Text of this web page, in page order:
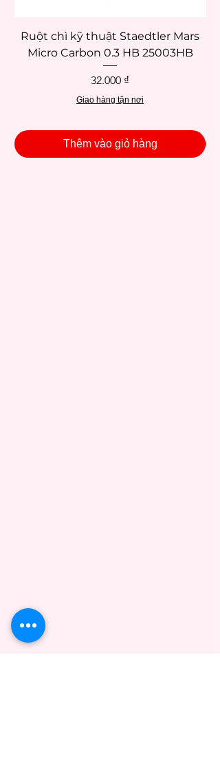
Ruột chì kỹ thuật Staedtler Mars
Micro Carbon 0.3 HB 25003HB
Giá
32.000 ₫
Giao hàng tận nơi
Thêm vào giỏ hàng